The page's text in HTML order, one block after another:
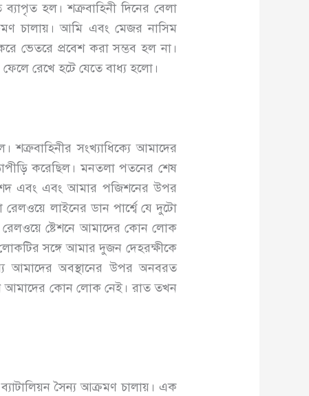
হল। শত্রুবাহিনী দিনের বেলা
চালায়। আমি এবং মেজর নাসিম
ভেতরে প্রবেশ করা সম্ভব হল না।
রেখে হটে যেতে বাধ্য হলো।
সংখ্যাধিক্যে আমাদের
করেছিল। মনতলা পতনের শেষ
এবং এবং আমার পজিশনের উপর
লাইনের ডান পার্শ্বে যে দুটো
ষ্টেশনে আমাদের কোন লোক
সঙ্গে আমার দুজন দেহরক্ষীকে
আমাদের অবস্থানের উপর অনবরত
আমাদের কোন লোক নেই। রাত তখন
সৈন্য আক্রমণ চালায়। এক